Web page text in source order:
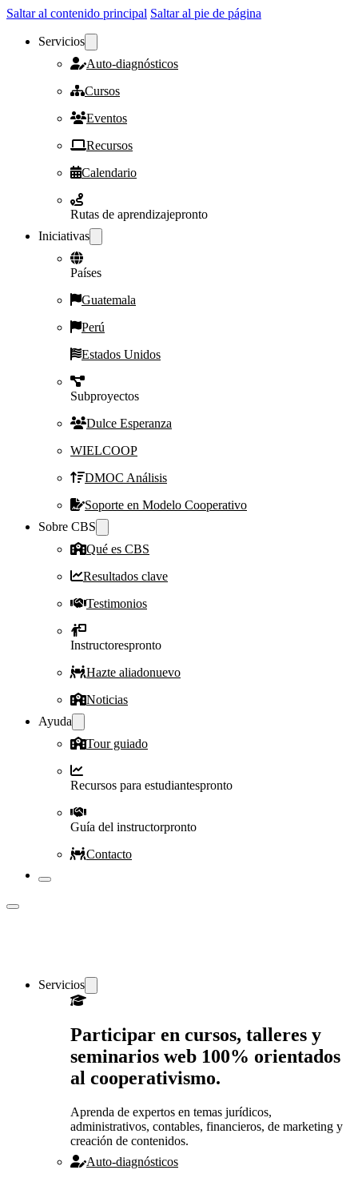
Saltar al contenido principal Saltar al pie de página
Servicios
Auto-diagnósticos
Cursos
Eventos
Recursos
Calendario
Rutas de aprendizajepronto
Iniciativas
Países
Guatemala
Perú
Estados Unidos
Subproyectos
Dulce Esperanza
WIELCOOP
DMOC Análisis
Soporte en Modelo Cooperativo
Sobre CBS
Qué es CBS
Resultados clave
Testimonios
Instructorespronto
Hazte aliadonuevo
Noticias
Ayuda
Tour guiado
Recursos para estudiantespronto
Guía del instructorpronto
Contacto
Servicios
Participar en cursos, talleres y
seminarios web 100% orientados
al cooperativismo.
Aprenda de expertos en temas jurídicos,
administrativos, contables, financieros, de marketing y
creación de contenidos.
Auto-diagnósticos